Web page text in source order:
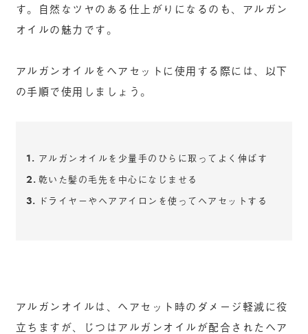
す。自然なツヤのある仕上がりになるのも、アルガン
オイルの魅力です。
アルガンオイルをヘアセットに使用する際には、以下
の手順で使用しましょう。
アルガンオイルを少量手のひらに取ってよく伸ばす
乾いた髪の毛先を中心になじませる
ドライヤーやヘアアイロンを使ってヘアセットする
アルガンオイルは、ヘアセット時のダメージ軽減に役
立ちますが、じつはアルガンオイルが配合されたヘア